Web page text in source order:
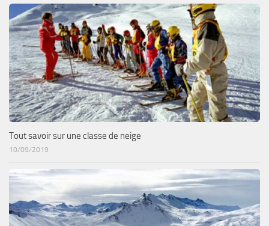
Tout savoir sur une classe de neige
10/09/2019